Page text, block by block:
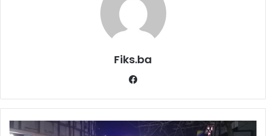
Fiks.ba
Kriminalci